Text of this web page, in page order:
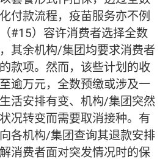
付款流程，疫苗服务亦不例
#15）容许消费者选择全数
其余机构/集团均要求消费者
款项。然而，该些计划的收
逾万元，全数预缴或涉及一
活安排有变、机构/集团突然
况转变而需要取消接种。有
各机构/集团查询其退款安排
消费者面对突发情况时的保